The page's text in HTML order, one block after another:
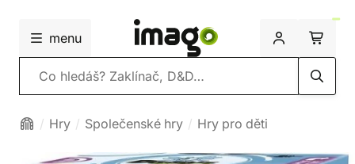
menu
Vyhledávání
Hry Společenské hry Hry pro děti